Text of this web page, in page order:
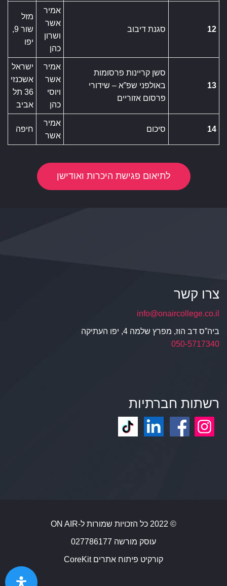
12 סגנת דיבוב
אמיר
אשר
ושרון
כהן
מזל
שור 9,
יפו
13
סשן קריינות פרסומות
באולפני שפ”א – שידורי
פרסום אזוריים
אמיר
אשר
ויוסי
כהן
ישראל
אשכנזי
36 תל
אביב
14 סיכום
אמיר
אשר
חיפה
לתיאום פגישת היכרות ואודישן
צרו קשר
info@onaircollege.co.il
ביה”ס דב הוז, מפרץ שלמה 4, יפו העתיקה
050-5717340
רשתות חברתיות
© 2022 כל הזכויות שמורות ל-ON AIR
עוסק מורשה 027786177
קורקיט פיתוח אתרים CoreKit